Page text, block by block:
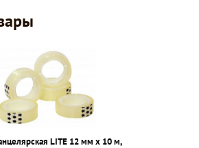
LITE 12 мм х 10 м,